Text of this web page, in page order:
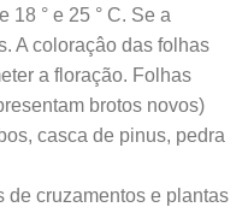
° e 25 ° C. Se a
A coloraçâo das folhas
a floração. Folhas
brotos novos)
casca de pinus, pedra
de cruzamentos e plantas